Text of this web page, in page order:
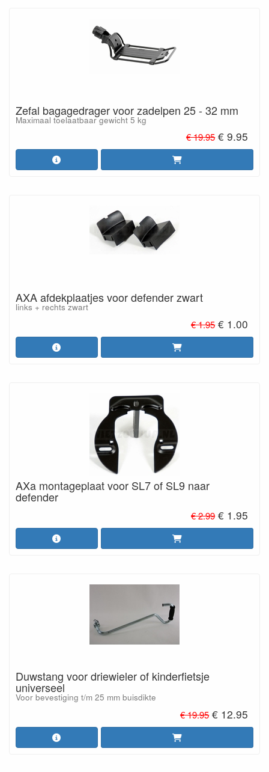
Zefal bagagedrager voor zadelpen 25 - 32 mm
Maximaal toelaatbaar gewicht 5 kg
€ 19.95 € 9.95
AXA afdekplaatjes voor defender zwart
links + rechts zwart
€ 1.95 € 1.00
AXa montageplaat voor SL7 of SL9 naar
defender
€ 2.99 € 1.95
Duwstang voor driewieler of kinderfietsje
universeel
Voor bevestiging t/m 25 mm buisdikte
€ 19.95 € 12.95